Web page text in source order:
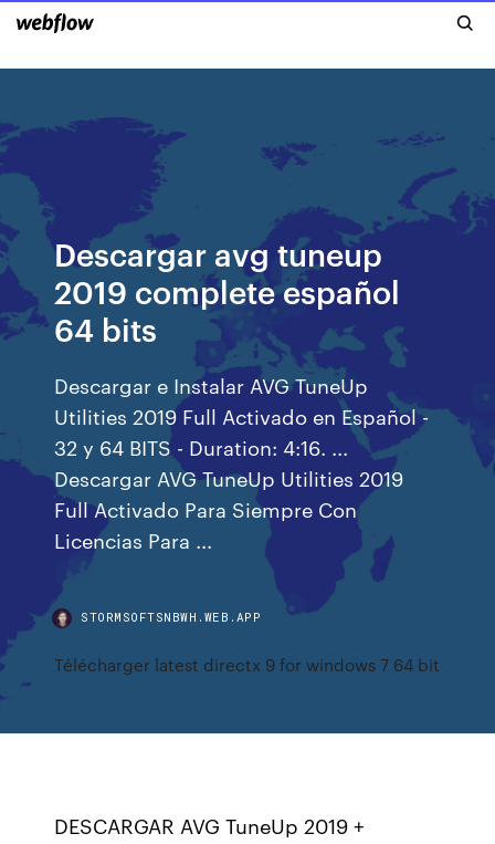
Descargar avg tuneup
2019 complete español
64 bits
Descargar e Instalar AVG TuneUp
Utilities 2019 Full Activado en Español -
32 y 64 BITS - Duration: 4:16. ...
Descargar AVG TuneUp Utilities 2019
Full Activado Para Siempre Con
Licencias Para ...
STORMSOFTSNBWH.WEB.APP
Télécharger latest directx 9 for windows 7 64 bit
DESCARGAR AVG TuneUp 2019 +